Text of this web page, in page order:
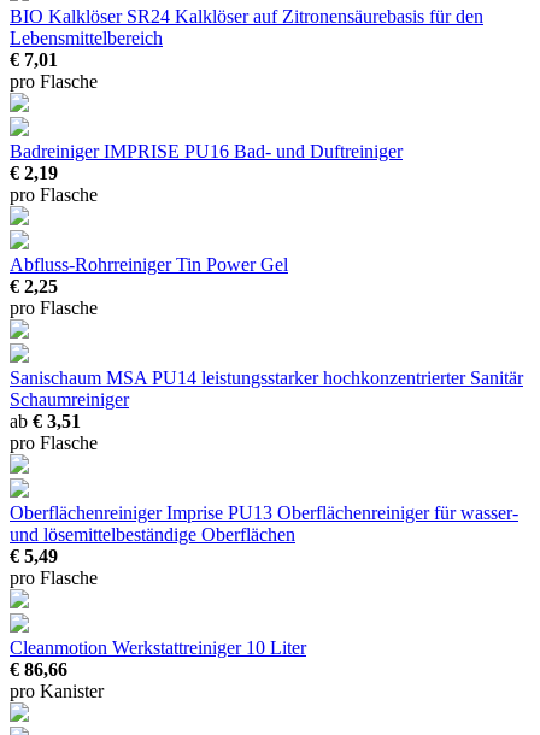
BIO Kalklöser SR24 Kalklöser auf Zitronensäurebasis für den
Lebensmittelbereich
€ 7,01
pro Flasche
Badreiniger IMPRISE PU16 Bad- und Duftreiniger
€ 2,19
pro Flasche
Abfluss-Rohrreiniger Tin Power Gel
€ 2,25
pro Flasche
Sanischaum MSA PU14 leistungsstarker hochkonzentrierter Sanitär
Schaumreiniger
ab € 3,51
pro Flasche
Oberflächenreiniger Imprise PU13 Oberflächenreiniger für wasser-
und lösemittelbeständige Oberflächen
€ 5,49
pro Flasche
Cleanmotion Werkstattreiniger 10 Liter
€ 86,66
pro Kanister